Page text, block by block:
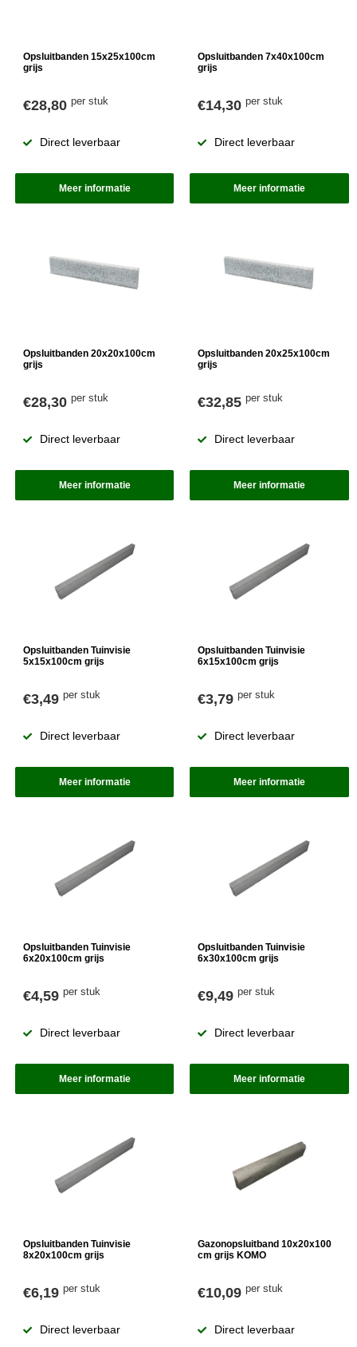
Opsluitbanden 15x25x100cm
grijs
€28,80 per stuk
Direct leverbaar
Meer informatie
Opsluitbanden 7x40x100cm
grijs
€14,30per stuk
Direct leverbaar
Meer informatie
Opsluitbanden 20x20x100cm
grijs
€28,30 per stuk
Direct leverbaar
Meer informatie
Opsluitbanden 20x25x100cm
grijs
€32,85per stuk
Direct leverbaar
Meer informatie
Opsluitbanden Tuinvisie
5x15x100cm grijs
€3,49 per stuk
Direct leverbaar
Meer informatie
Opsluitbanden Tuinvisie
6x15x100cm grijs
€3,79per stuk
Direct leverbaar
Meer informatie
Opsluitbanden Tuinvisie
6x20x100cm grijs
€4,59 per stuk
Direct leverbaar
Meer informatie
Opsluitbanden Tuinvisie
6x30x100cm grijs
€9,49per stuk
Direct leverbaar
Meer informatie
Opsluitbanden Tuinvisie
8x20x100cm grijs
€6,19 per stuk
Direct leverbaar
Gazonopsluitband 10x20x100
cm grijs KOMO
€10,09per stuk
Direct leverbaar